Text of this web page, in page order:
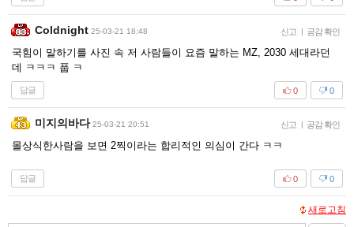
Coldnight 25-03-21 18:48 신고 | 공감 확인
국힘이 말하기를 사진 속 저 사람들이 요즘 말하는 MZ, 2030 세대라던
데 ㅋㅋㅋ 풉 ㅋ
답글 0
0
미지의바다 25-03-21 20:51 신고 | 공감 확인
몰상식한사람을 보면 2찍이라는 합리적인 의심이 간다 ㅋㅋ
답글 0
0
새로고침